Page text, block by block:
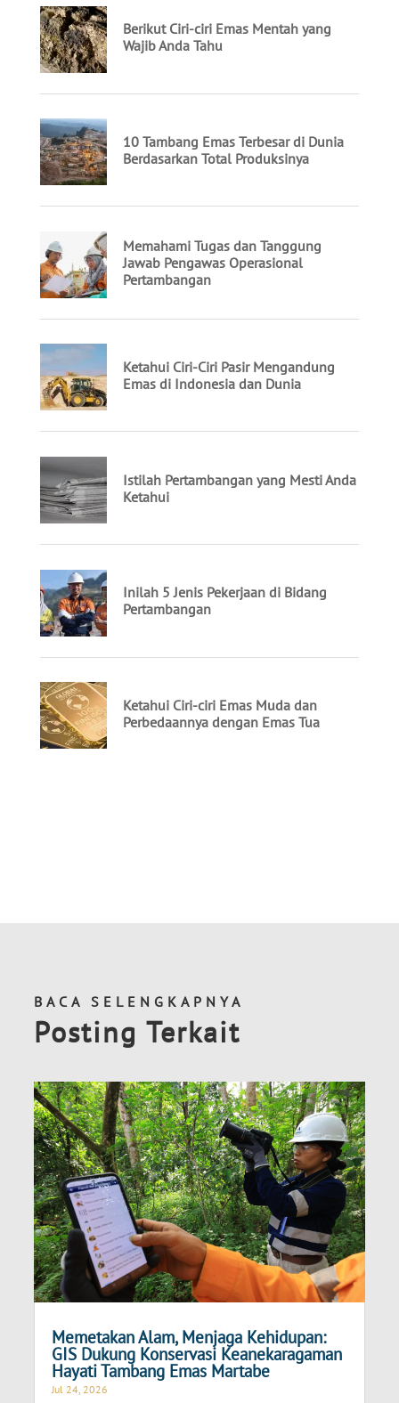
BACA SELENGKAPNYA
Posting Terkait
Memetakan Alam, Menjaga Kehidupan:
GIS Dukung Konservasi Keanekaragaman
Hayati Tambang Emas Martabe
Jul 24, 2026